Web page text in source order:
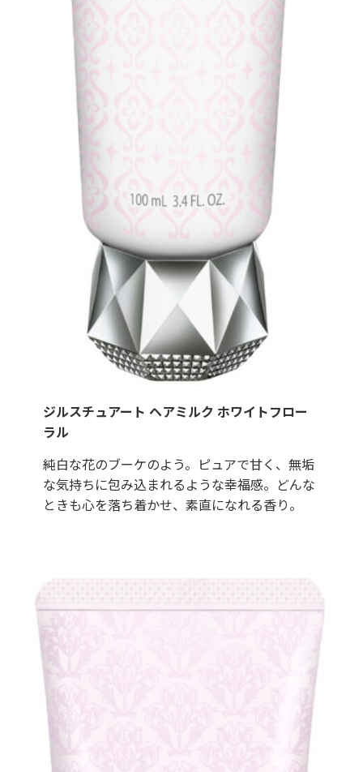
ジルスチュアート ヘアミルク ホワイトフロー
ラル
純白な花のブーケのよう。ピュアで甘く、無垢
な気持ちに包み込まれるような幸福感。どんな
ときも心を落ち着かせ、素直になれる香り。